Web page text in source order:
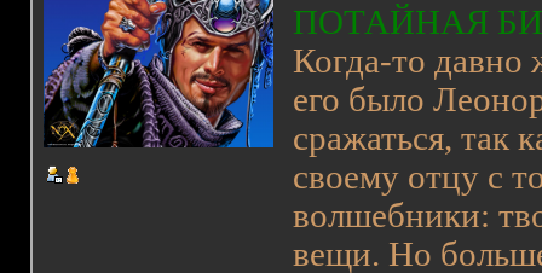
ПОТАЙНАЯ
Когда-то давно
его было
сражаться, так
своему отцу с
волшебники:
вещи. Но